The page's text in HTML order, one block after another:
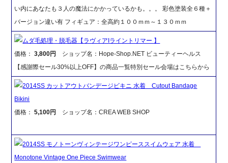
い内にあなたも３人の魔法にかかっているかも。。。 彩色塗装全６種＋
バージョン違い有 フィギュア：全高約１００ｍｍ～１３０ｍｍ
ムダ毛処理・脱毛器【ラヴィアIライントリマー 】
価格：3,800円
ショップ名：Hope-Shop.NET ビューティーヘルス
【感謝際セール30%以上OFF】の商品一覧特別セール会場はこちらから
2014SS カットアウトバンデージビキニ 水着 Cutout Bandage
Bikini
価格：5,100円 ショップ名：CREA WEB SHOP
2014SS モノトーンヴィンテージワンピーススイムウェア 水着
Monotone Vintage One Piece Swimwear